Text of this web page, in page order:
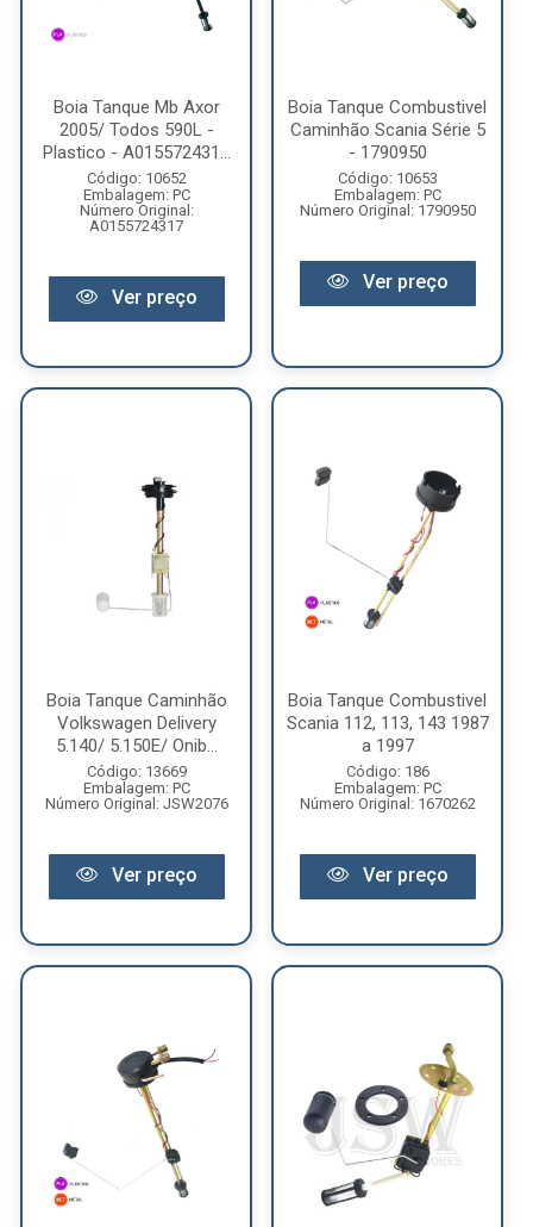
Boia Tanque Mb Axor
2005/ Todos 590L -
Plastico - A015572431...
Código: 10652
Embalagem: PC
Número Original:
A0155724317
Ver preço
Boia Tanque Combustivel
Caminhão Scania Série 5
- 1790950
Código: 10653
Embalagem: PC
Número Original: 1790950
Ver preço
Boia Tanque Caminhão
Volkswagen Delivery
5.140/ 5.150E/ Onib...
Código: 13669
Embalagem: PC
Número Original: JSW2076
Ver preço
Boia Tanque Combustivel
Scania 112, 113, 143 1987
a 1997
Código: 186
Embalagem: PC
Número Original: 1670262
Ver preço